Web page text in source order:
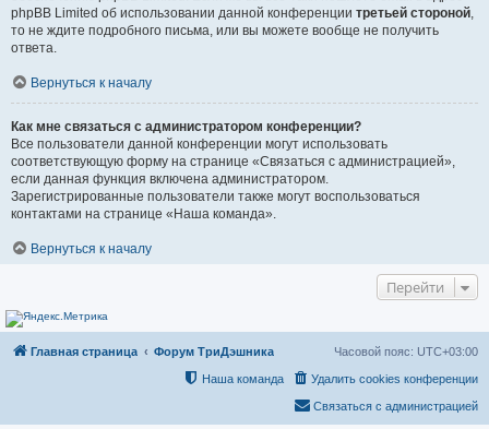
phpBB Limited об использовании данной конференции третьей стороной,
то не ждите подробного письма, или вы можете вообще не получить
ответа.
Вернуться к началу
Как мне связаться с администратором конференции?
Все пользователи данной конференции могут использовать
соответствующую форму на странице «Связаться с администрацией»,
если данная функция включена администратором.
Зарегистрированные пользователи также могут воспользоваться
контактами на странице «Наша команда».
Вернуться к началу
Перейти
Главная страница Форум ТриДэшника Часовой пояс: UTC+03:00
Удалить cookies конференции
Наша команда
Связаться с администрацией